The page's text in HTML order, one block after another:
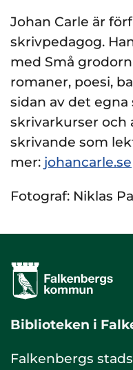
Johan Carle är
skrivpedagog.
med Små
romaner, poesi,
sidan av det
skrivarkurser och
skrivande som
mer: johancarle.se
Fotograf: Niklas
Biblioteken i
Falkenbergs